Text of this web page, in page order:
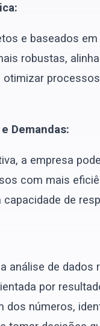
e baseados
robustas,
Demandas:
a empresa
com mais
de
análise de
por
dos números,